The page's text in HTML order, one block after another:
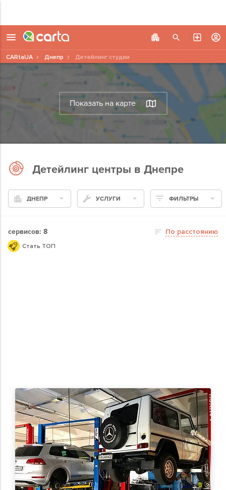
Показать на карте
CARtaUA Днепр Детейлинг студии
Детейлинг центры в Днепре
ДНЕПР УСЛУГИ ФИЛЬТРЫ
сервисов: 8 По расстоянию
Стать ТОП